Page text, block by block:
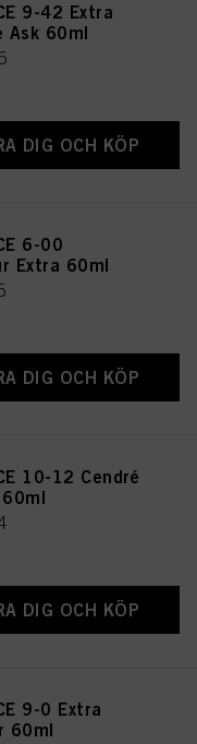
9-42 Extra
Ask 60ml
DIG OCH KÖP
6-00
Extra 60ml
DIG OCH KÖP
10-12 Cendré
DIG OCH KÖP
9-0 Extra
60ml